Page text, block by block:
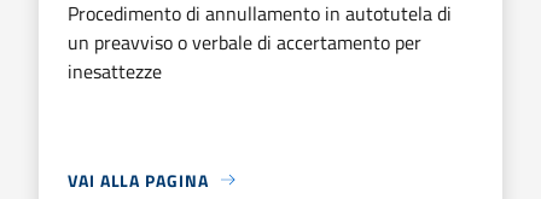
Procedimento di annullamento in autotutela di
un preavviso o verbale di accertamento per
inesattezze
VAI ALLA PAGINA